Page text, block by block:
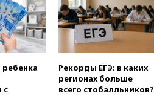
ребенка
с
Рекорды ЕГЭ: в каких
регионах больше
всего стобалльников?